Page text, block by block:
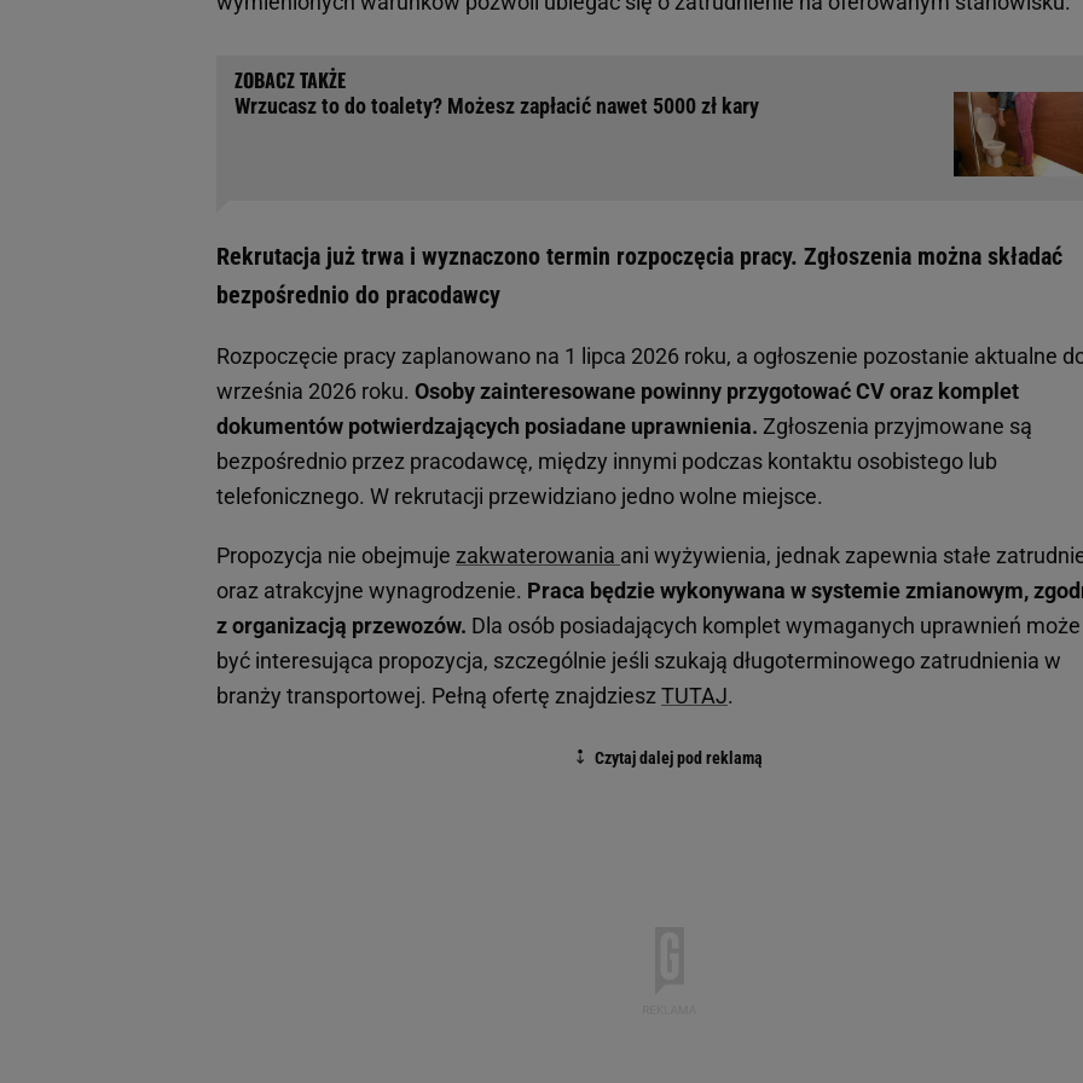
Wrzucasz to do toalety? Możesz zapłacić nawet 5000 zł kary
Rekrutacja już trwa i wyznaczono termin rozpoczęcia pracy. Zgłoszenia można składać
bezpośrednio do pracodawcy
Rozpoczęcie pracy zaplanowano na 1 lipca 2026 roku, a ogłoszenie pozostanie aktualne
września 2026 roku. Osoby zainteresowane powinny przygotować CV oraz komplet
dokumentów potwierdzających posiadane uprawnienia. Zgłoszenia przyjmowane są
bezpośrednio przez pracodawcę, między innymi podczas kontaktu osobistego lub
telefonicznego. W rekrutacji przewidziano jedno wolne miejsce.
Propozycja nie obejmuje zakwaterowania ani wyżywienia, jednak zapewnia stałe
oraz atrakcyjne wynagrodzenie. Praca będzie wykonywana w systemie zmianowym,
z organizacją przewozów. Dla osób posiadających komplet wymaganych uprawnień
być interesująca propozycja, szczególnie jeśli szukają długoterminowego zatrudnienia w
branży transportowej. Pełną ofertę znajdzieszTUTAJ.